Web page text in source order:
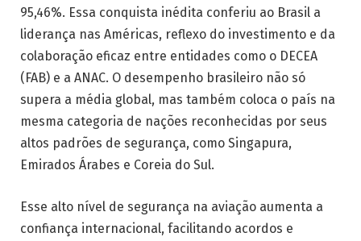
95,46%. Essa conquista inédita conferiu ao Brasil a
liderança nas Américas, reflexo do investimento e da
colaboração eficaz entre entidades como o DECEA
(FAB) e a ANAC. O desempenho brasileiro não só
supera a média global, mas também coloca o país na
mesma categoria de nações reconhecidas por seus
altos padrões de segurança, como Singapura,
Emirados Árabes e Coreia do Sul.
Esse alto nível de segurança na aviação aumenta a
confiança internacional, facilitando acordos e